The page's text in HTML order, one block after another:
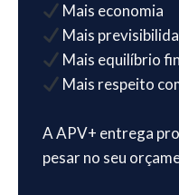
Mais economia
Mais
Mais equilíbrio
Mais respeito
A APV+ entrega
pesar no seu